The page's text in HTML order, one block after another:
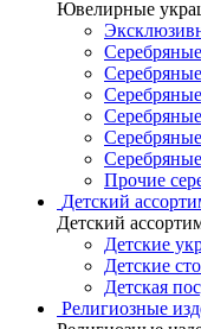
Ювелирные
Прочие
Детский
Детский
Детские
Детские
Детская
Религиозные